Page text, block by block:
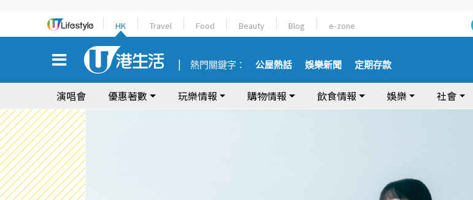
HK Travel Food Beauty Blog e-zone
熱門關鍵字： 公屋熱話 娛樂新聞 定期存款
演唱會 優惠著數 玩樂情報 購物情報 飲食情報 娛樂 社會